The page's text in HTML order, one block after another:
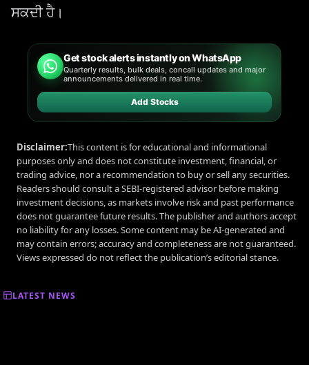
ਸਕਦੀ ਹੈ।
Get stock alerts instantly on WhatsApp
Quarterly results, bulk deals, concall updates and major
announcements delivered in real time.
Add Stocks
Disclaimer:This content is for educational and informational
purposes only and does not constitute investment, financial, or
trading advice, nor a recommendation to buy or sell any securities.
Readers should consult a SEBI-registered advisor before making
investment decisions, as markets involve risk and past performance
does not guarantee future results. The publisher and authors accept
no liability for any losses. Some content may be AI-generated and
may contain errors; accuracy and completeness are not guaranteed.
Views expressed do not reflect the publication’s editorial stance.
LATEST NEWS